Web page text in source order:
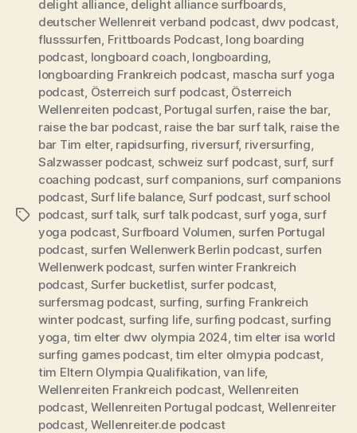
Schlagwörter
delight alliance, delight alliance surfboards,
deutscher Wellenreit verband podcast, dwv podcast,
flusssurfen Frittboards Podcast, long boarding
podcast longboard coach longboarding
longboarding Frankreich podcast mascha surf yoga
podcast Österreich surf podcast, Österreich
Wellenreiten podcast, Portugal surfen raise the bar,
raise the bar podcast, raise the bar surf talk, raise the
bar Tim elter, rapidsurfing riversurf, riversurfing
Salzwasser podcast, schweiz surf podcast, surf, surf
coaching podcast, surf companions, surf companions
podcast Surf life balance, Surf podcast, surf school
podcast surf talk, surf talk podcast, surf yoga surf
yoga podcast,Surfboard Volumen surfen Portugal
podcast surfen Wellenwerk Berlin podcast, surfen
Wellenwerk podcast, surfen winter Frankreich
podcast Surfer bucketlist, surfer podcast,
surfersmag podcast, surfing surfing Frankreich
winter podcast, surfing life, surfing podcast, surfing
yoga tim elter dwv olympia 2024 ,tim elter isa world
surfing games podcast,tim elter olmypia podcast,
tim Eltern Olympia Qualifikation ,van life,
Wellenreiten Frankreich podcast Wellenreiten
podcast Wellenreiten Portugal podcast, Wellenreiter
podcast Wellenreiter.de podcast